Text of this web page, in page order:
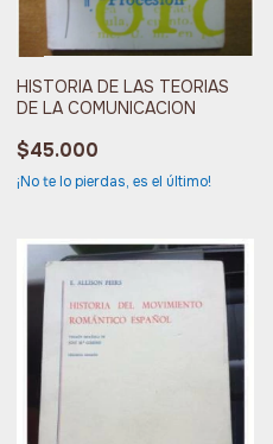
HISTORIA DE LAS TEORIAS
DE LA COMUNICACION
$45.000
¡No te lo pierdas, es el último!